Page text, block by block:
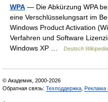
WPA — Die Abkürzung WPA
eine Verschlüsselungsart im
Windows Product Activation
Verfahren und Software
Windows XP …
Deutsch Wikipedia
© Академик, 2000-2026
Обратная связь: Техподдержка Реклама